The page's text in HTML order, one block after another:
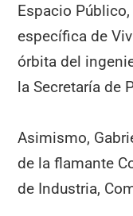
Espacio
específica de
órbita del
la Secretaría de
Asimismo,
de la flamante
de Industria,